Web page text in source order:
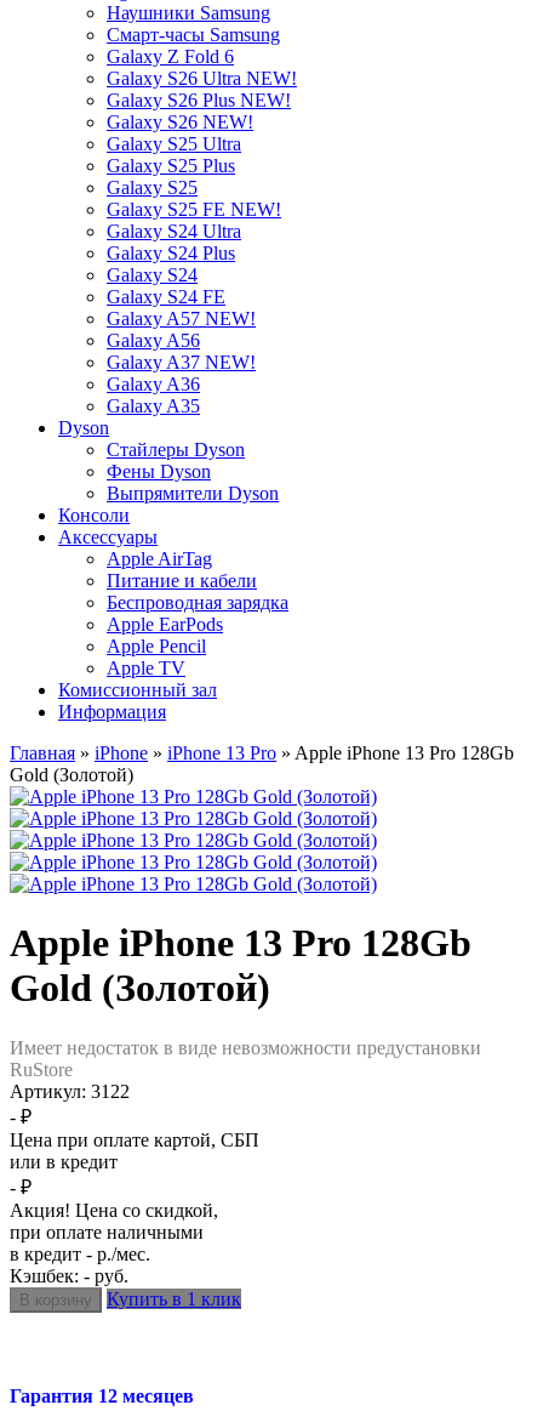
Наушники Samsung
Смарт-часы Samsung
Galaxy Z Fold 6
Galaxy S26 Ultra NEW!
Galaxy S26 Plus NEW!
Galaxy S26 NEW!
Galaxy S25 Ultra
Galaxy S25 Plus
Galaxy S25
Galaxy S25 FE NEW!
Galaxy S24 Ultra
Galaxy S24 Plus
Galaxy S24
Galaxy S24 FE
Galaxy A57 NEW!
Galaxy A56
Galaxy A37 NEW!
Galaxy A36
Galaxy A35
Dyson
Стайлеры Dyson
Фены Dyson
Выпрямители Dyson
Консоли
Аксессуары
Apple AirTag
Питание и кабели
Беспроводная зарядка
Apple EarPods
Apple Pencil
Apple TV
Комиссионный зал
Информация
Главная » iPhone » iPhone 13 Pro » Apple iPhone 13 Pro 128Gb
Gold (Золотой)
Apple iPhone 13 Pro 128Gb
Gold (Золотой)
Имеет недостаток в виде невозможности предустановки
RuStore
Артикул: 3122
- ₽
Цена при оплате картой, СБП
или в кредит
- ₽
Акция! Цена со скидкой,
при оплате наличными
в кредит - р./мес.
Кэшбек: - руб.
Купить в 1 клик
Гарантия 12 месяцев